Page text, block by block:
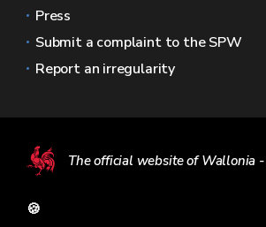
Press
Submit a complaint to the SPW
Report an irregularity
The official website of Wallonia
🍪